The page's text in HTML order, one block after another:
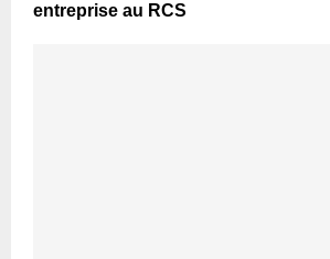
entreprise au RCS